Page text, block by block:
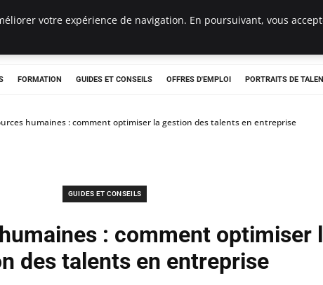
Tête
FORMATION GUIDES ET CONSEILS OFFRES D'EMPLOI PORTRAITS DE
humaines : comment optimiser la gestion des talents en entreprise
GUIDES ET CONSEILS
: comment optimiser
des talents en entreprise
votre expérience de navigation. En poursuivant, vous